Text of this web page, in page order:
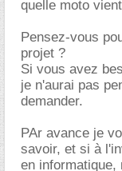
quelle moto
Pensez-vous
projet ?
Si vous avez
je n'aurai pas
demander.
PAr avance je
savoir, et si à
en informatique,